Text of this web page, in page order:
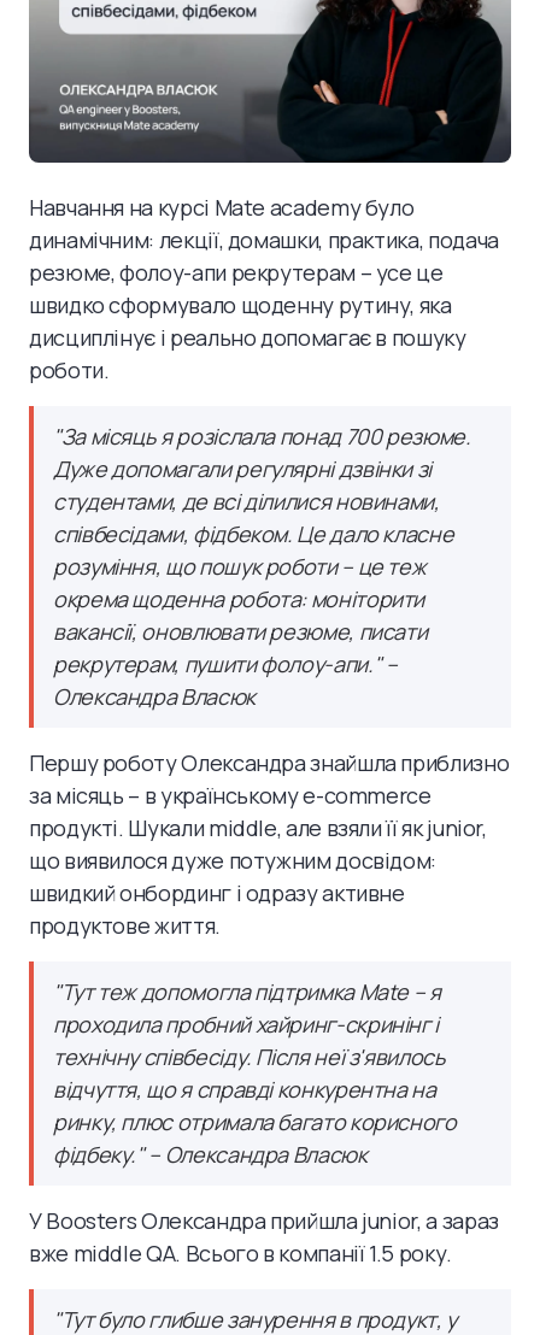
Навчання на курсі Mate academy було
динамічним: лекції, домашки, практика, подача
резюме, фолоу-апи рекрутерам – усе це
швидко сформувало щоденну рутину, яка
дисциплінує і реально допомагає в пошуку
роботи.
"За місяць я розіслала понад 700 резюме.
Дуже допомагали регулярні дзвінки зі
студентами, де всі ділилися новинами,
співбесідами, фідбеком. Це дало класне
розуміння, що пошук роботи – це теж
окрема щоденна робота: моніторити
вакансії, оновлювати резюме, писати
рекрутерам, пушити фолоу-апи." –
Олександра Власюк
Першу роботу Олександра знайшла приблизно
за місяць – в українському e-commerce
продукті. Шукали middle, але взяли її як junior,
що виявилося дуже потужним досвідом:
швидкий онбординг і одразу активне
продуктове життя.
"Тут теж допомогла підтримка Mate – я
проходила пробний хайринг-скринінг і
технічну співбесіду. Після неї з'явилось
відчуття, що я справді конкурентна на
ринку, плюс отримала багато корисного
фідбеку." – Олександра Власюк
У Boosters Олександра прийшла junior, а зараз
вже middle QA. Всього в компанії 1.5 року.
"Тут було глибше занурення в продукт, у